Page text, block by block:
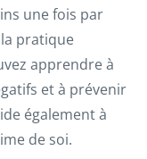
une fois par
pratique
apprendre à
et à prévenir
également à
de soi.